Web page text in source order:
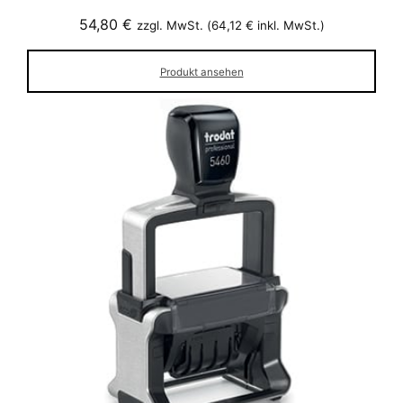
54,80 € zzgl. MwSt. (64,12 € inkl. MwSt.)
Produkt ansehen